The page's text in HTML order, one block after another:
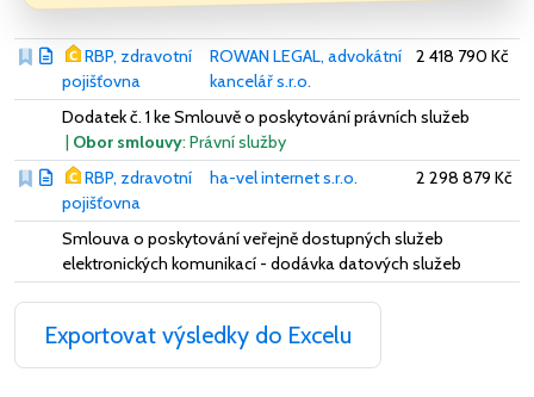
RBP, zdravotní
pojišťovna
ROWAN LEGAL, advokátní
kancelář s.r.o.
2 418 790 Kč
Dodatek č. 1 ke Smlouvě o poskytování právních služeb
| Obor smlouvy: Právní služby
RBP, zdravotní
pojišťovna
ha-vel internet s.r.o. 2 298 879 Kč
Smlouva o poskytování veřejně dostupných služeb
elektronických komunikací - dodávka datových služeb
Exportovat výsledky do Excelu